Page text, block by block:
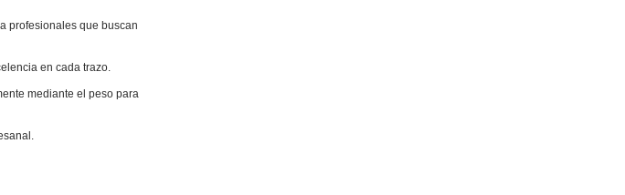
profesionales que buscan
en cada trazo.
mediante el peso para